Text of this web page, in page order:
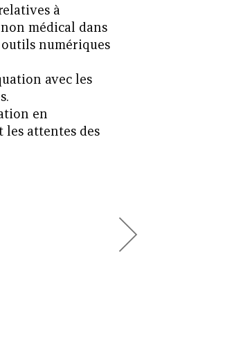
à
médical dans
numériques
avec les
en
attentes des